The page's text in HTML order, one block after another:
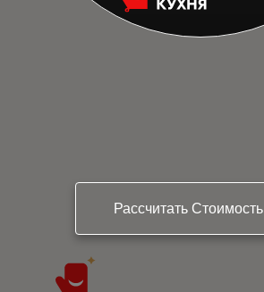
Рассчитать Стоимость